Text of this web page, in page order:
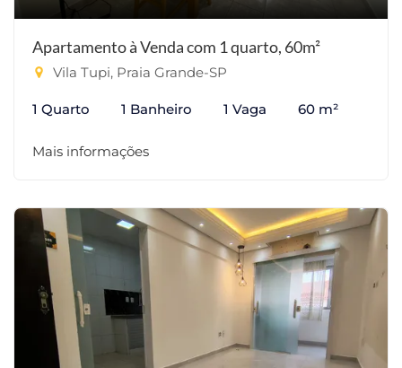
Apartamento à Venda com 1 quarto, 60m²
Vila Tupi, Praia Grande-SP
1 Quarto 1 Banheiro 1 Vaga 60 m²
Mais informações